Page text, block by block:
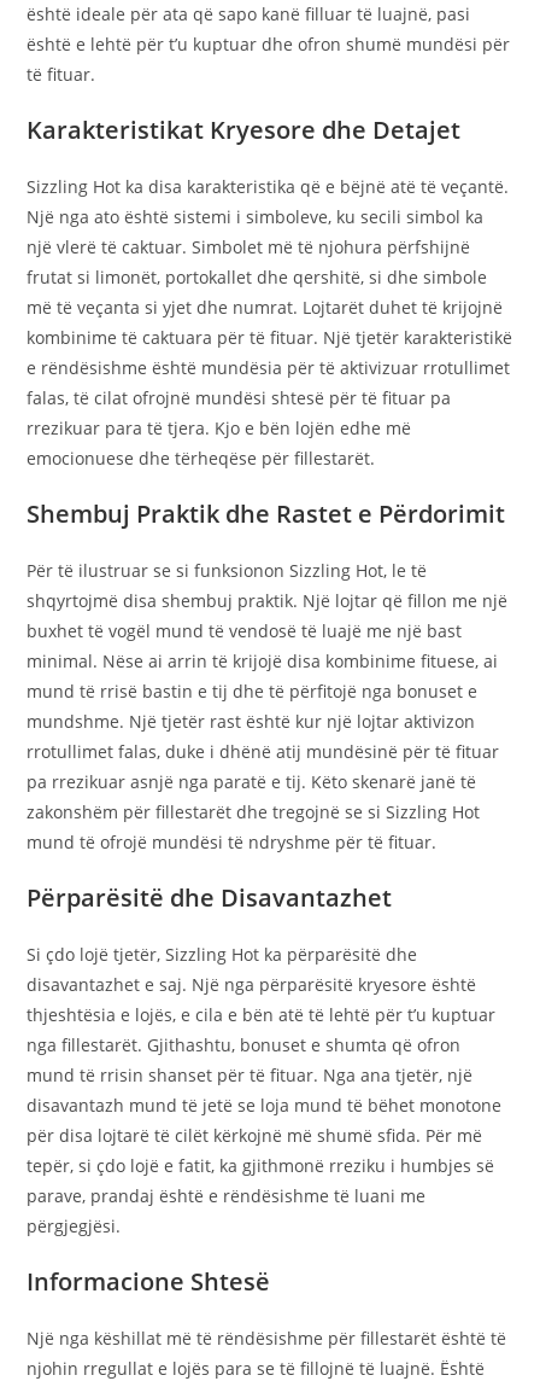
është ideale për ata që sapo kanë filluar të luajnë, pasi
është e lehtë për t’u kuptuar dhe ofron shumë mundësi për
të fituar.
Karakteristikat Kryesore dhe Detajet
Sizzling Hot ka disa karakteristika që e bëjnë atë të veçantë.
Një nga ato është sistemi i simboleve, ku secili simbol ka
një vlerë të caktuar. Simbolet më të njohura përfshijnë
frutat si limonët, portokallet dhe qershitë, si dhe simbole
më të veçanta si yjet dhe numrat. Lojtarët duhet të krijojnë
kombinime të caktuara për të fituar. Një tjetër karakteristikë
e rëndësishme është mundësia për të aktivizuar rrotullimet
falas, të cilat ofrojnë mundësi shtesë për të fituar pa
rrezikuar para të tjera. Kjo e bën lojën edhe më
emocionuese dhe tërheqëse për fillestarët.
Shembuj Praktik dhe Rastet e Përdorimit
Për të ilustruar se si funksionon Sizzling Hot, le të
shqyrtojmë disa shembuj praktik. Një lojtar që fillon me një
buxhet të vogël mund të vendosë të luajë me një bast
minimal. Nëse ai arrin të krijojë disa kombinime fituese, ai
mund të rrisë bastin e tij dhe të përfitojë nga bonuset e
mundshme. Një tjetër rast është kur një lojtar aktivizon
rrotullimet falas, duke i dhënë atij mundësinë për të fituar
pa rrezikuar asnjë nga paratë e tij. Këto skenarë janë të
zakonshëm për fillestarët dhe tregojnë se si Sizzling Hot
mund të ofrojë mundësi të ndryshme për të fituar.
Përparësitë dhe Disavantazhet
Si çdo lojë tjetër, Sizzling Hot ka përparësitë dhe
disavantazhet e saj. Një nga përparësitë kryesore është
thjeshtësia e lojës, e cila e bën atë të lehtë për t’u kuptuar
nga fillestarët. Gjithashtu, bonuset e shumta që ofron
mund të rrisin shanset për të fituar. Nga ana tjetër, një
disavantazh mund të jetë se loja mund të bëhet monotone
për disa lojtarë të cilët kërkojnë më shumë sfida. Për më
tepër, si çdo lojë e fatit, ka gjithmonë rreziku i humbjes së
parave, prandaj është e rëndësishme të luani me
përgjegjësi.
Informacione Shtesë
Një nga këshillat më të rëndësishme për fillestarët është të
njohin rregullat e lojës para se të fillojnë të luajnë. Është